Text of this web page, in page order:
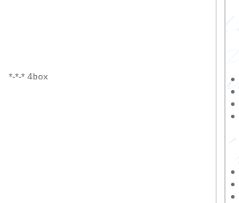
*-*-* 4box